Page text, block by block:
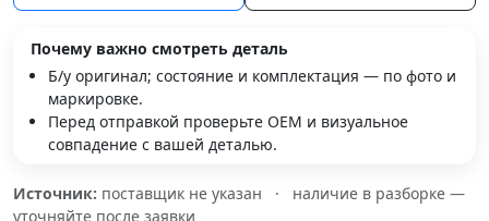
Почему важно смотреть деталь
Б/у оригинал; состояние и комплектация — по фото и
маркировке.
Перед отправкой проверьте OEM и визуальное
совпадение с вашей деталью.
Источник: поставщик не указан ·
наличие в разборке —
уточняйте после заявки